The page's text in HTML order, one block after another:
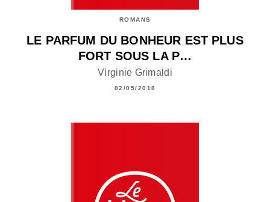
ROMANS
LE PARFUM DU BONHEUR EST PLUS
FORT SOUS LA P…
Virginie Grimaldi
02/05/2018